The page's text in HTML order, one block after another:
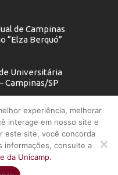
de Campinas
“Elza Berquó”
Universitária
Campinas/SP
- Núcleo de Estudos
experiência, melhorar
interage em nosso site e
este site, você concorda
informações, consulte a
da Unicamp.